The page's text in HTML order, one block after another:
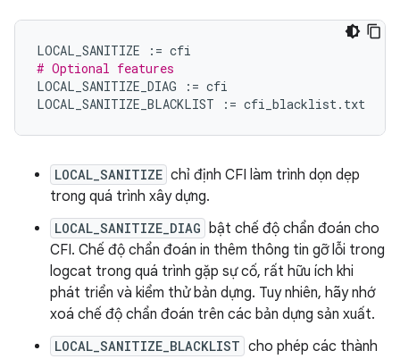
LOCAL_SANITIZE := cfi
# Optional features
LOCAL_SANITIZE_DIAG
:= cfi
LOCAL_SANITIZE_BLACKLIST
:= cfi_blacklist. txt
LOCAL_SANITIZE chỉ định CFI làm trình dọn dẹp
trong quá trình xây dựng.
LOCAL_SANITIZE_DIAG bật chế độ chẩn đoán cho
CFI. Chế độ chẩn đoán in thêm thông tin gỡ lỗi trong
logcat trong quá trình gặp sự cố, rất hữu ích khi
phát triển và kiểm thử bản dựng. Tuy nhiên, hãy nhớ
xoá chế độ chẩn đoán trên các bản dựng sản xuất.
LOCAL_SANITIZE_BLACKLIST cho phép các thành